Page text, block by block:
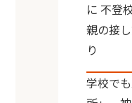
に 不登
親の接
り
学校で